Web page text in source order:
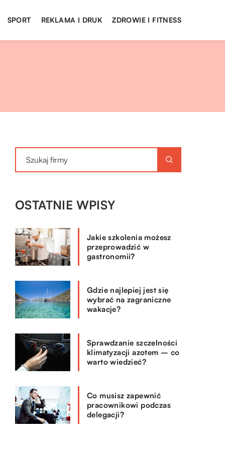
SPORT REKLAMA I DRUK ZDROWIE I FITNESS
OSTATNIE WPISY
Jakie szkolenia możesz
przeprowadzić w
gastronomii?
Gdzie najlepiej jest się
wybrać na zagraniczne
wakacje?
Sprawdzanie szczelności
klimatyzacji azotem – co
warto wiedzieć?
Co musisz zapewnić
pracownikowi podczas
delegacji?